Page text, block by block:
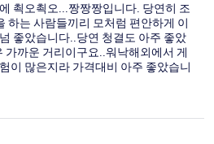
쵝오쵝오...짱짱짱입니다. 당연히 조
하는 사람들끼리 모처럼 편안하게 이
좋았습니다..당연 청결도 아주 좋았
가까운 거리이구요..워낙해외에서 게
이 많은지라 가격대비 아주 좋았습니
모이기로 했습니다. 일단 주변에 먹
곳이라서 불편함이없구요..모이는